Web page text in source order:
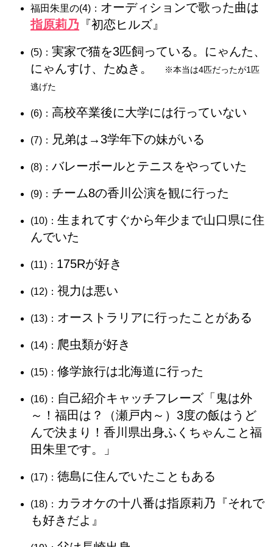
福田朱里の(4)： オーディションで歌った曲は
指原莉乃 『初恋ヒルズ』
(5)： 実家で猫を3匹飼っている。にゃんた、
にゃんすけ、たぬき。
※本当は4匹だったが1匹
逃げた
(6)： 高校卒業後に大学には行っていない
(7)： 兄弟は→3学年下の妹がいる
(8)： バレーボールとテニスをやっていた
(9)： チーム8の香川公演を観に行った
(10)： 生まれてすぐから年少まで山口県に住
んでいた
(11)： 175Rが好き
(12)： 視力は悪い
(13)： オーストラリアに行ったことがある
(14)： 爬虫類が好き
(15)： 修学旅行は北海道に行った
(16)： 自己紹介キャッチフレーズ「鬼は外
～！福田は？（瀬戸内～）3度の飯はうど
んで決まり！香川県出身ふくちゃんこと福
田朱里です。」
(17)： 徳島に住んでいたこともある
(18)： カラオケの十八番は指原莉乃『それで
も好きだよ』